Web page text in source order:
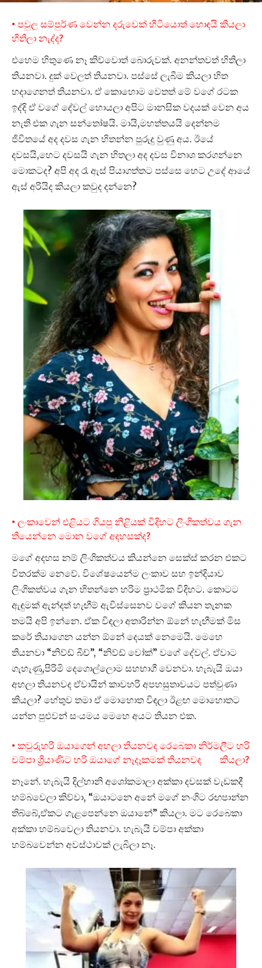
• පවුල සම්පුර්ණ වෙන්න දරුවෙක් හිටියොත් හොඳයි කියලා
හිතිලා නැද්ද?
එහෙම හිතුණෙ නෑ කිව්වොත් බොරුවක්. අනන්තවත් හිතිලා
තියනවා. දුක් වෙලත් තියනවා. පස්සේ ලැබීම කියලා හිත
හදාගෙනත් තියනවා. ඒ කොහොම වෙතත් මේ වගේ රටක
ඉද්දි ඒ වගේ දේවල් හොයලා අපිට මානසික වදයක් වෙන අය
නැති එක ගැන සන්තෝෂයි. මායි,මහත්තයයි දෙන්නම
ජිවිතයේ අද දවස ගැන හිතන්න පුරුදු වුණු අය. ඊයේ
දවසයි,හෙට දවසයි ගැන හිතලා අද දවස විනාශ කරගන්නෙ
මොකටද? අපි අද රෑ ඇස් පියාගත්තට පස්සෙ හෙට උදේ ආයේ
ඇස් අරියිද කියලා කවුද දන්නෙ?
• ලංකාවෙන් එළියට ගියපු නිළියක් විදිහට ලිංගිකත්වය ගැන
තියෙන්නෙ මොන වගේ අදහසක්ද?
මගේ අදහස නම් ලිංගිකත්වය කියන්නෙ සෙක්ස් කරන එකට
විතරක්ම නෙවේ. විශේෂයෙන්ම ලංකාව සහ ඉන්දියාව
ලිංගිකත්වය ගැන හිතන්නෙ හරිම ප්‍රාථමික විදිහට. කොටට
ඇඳුමක් ඇන්දත් හැඟීම් ඇවිස්සෙනව වගේ කියන තැනක
තමයි අපි ඉන්නෙ. ඒක විඳලා අතාරින්න ඕනේ හැඟීමක් මිස
කරේ තියාගෙන යන්න ඕනේ දෙයක් නෙමෙයි. මෙහෙ
තියනවා “නිව්ඩ් බීච්”, “නිව්ඩ් වෝක්” වගේ දේවල්. ඒවාට
ගැහැණු,පිරිමි දෙගොල්ලොම සහභාගී වෙනවා. හැබැයි ඔයා
අහලා තියනවද ඒවායින් කාවහරි අපහසුතාවයට පත්වුණා
කියලා? හේතුව තමා ඒ මොහොත විඳලා ඊළඟ මොහොතට
යන්න පුළුවන් සංයමය මෙහෙ අයට තියන එක.
• කවුරුහරි ඔයාගෙන් අහලා තියනවද රෙබෙකා නිර්මලීට හරි
චම්පා ශ්‍රියාණිට හරි ඔයාගේ නෑදෑකමක් තියනවද කියලා?
නෑනේ. හැබැයි දිල්හානි අශෝකමාලා අක්කා දවසක් වැඩකදී
හම්බවෙලා කිව්වා, “ඔයාටනෙ අනේ මගේ නංගිට රඟපාන්න
තිබ්බේ,ඒකට ගැළපෙන්නෙ ඔයානේ” කියලා. මට රෙබෙකා
අක්කා හම්බවෙලා තියනවා. හැබැයි චම්පා අක්කා
හම්බවෙන්න අවස්ථාවක් ලැබිලා නෑ.